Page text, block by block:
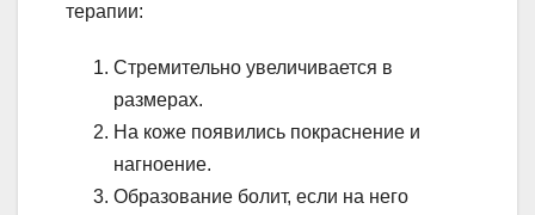
терапии:
Стремительно увеличивается в
размерах.
На коже появились покраснение и
нагноение.
Образование болит, если на него